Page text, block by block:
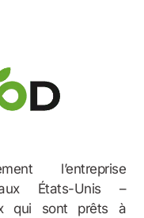
l’entreprise
États-Unis –
qui sont prêts à